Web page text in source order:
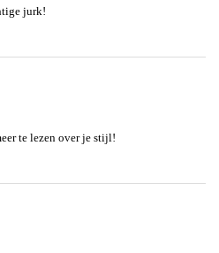
jurk!
te lezen over je stijl!